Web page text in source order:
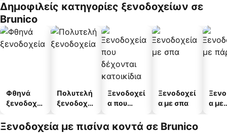
Δημοφιλείς κατηγορίες ξενοδοχείων σε
Brunico
Φθηνά
ξενοδοχεί
Πολυτελή
ξενοδοχεί
Ξενοδοχεί
α που
κατοικίδι
Ξενοδοχεί
α με σπα
α με
Ξενοδοχεία με πισίνα κοντά σε Brunico